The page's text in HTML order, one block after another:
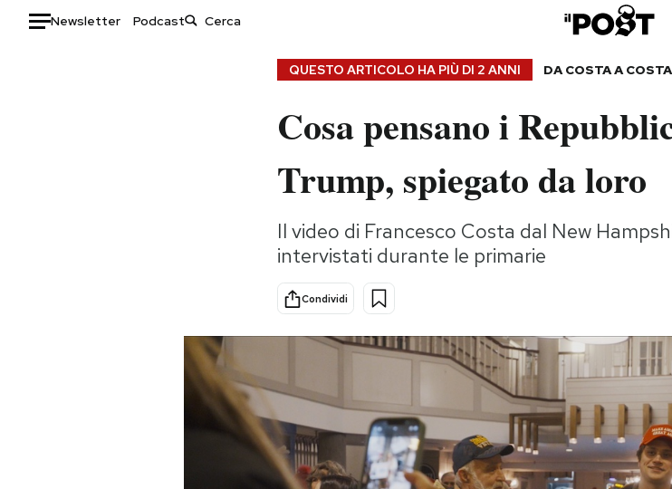
Newsletter Podcast
Ok Boomer!
Altrecose
QUESTO ARTICOLO HA PIÙ DI 2 ANNI DA COSTA A COSTA
Cosa pensano i
Trump, spiegato da loro
Il video di Francesco Costa dal New
intervistati durante le primarie
Condividi